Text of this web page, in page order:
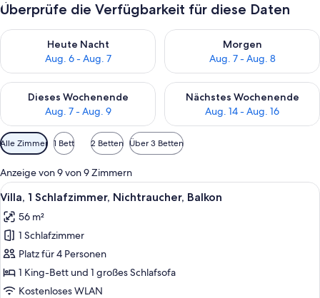
Überprüfe die Verfügbarkeit für diese Daten
Heute Nacht
Aug. 6 - Aug. 7
Überprüfe die Verfügbarkeit für heute Nacht, Aug. 6 - Aug. 7.
Morgen
Aug. 7 - Aug. 8
Überprüfe die Verfügbarkeit
Dieses Wochenende
Aug. 7 - Aug. 9
Überprüfe die Verfügbarkeit für dieses Wochenende, Aug. 7
Nächstes Wochenende
Aug. 14 - Aug. 16
Überprüfe die Verfügbarkeit
Verfügbare
Filter
für
Zimmer
Alle Zimmer 1 Bett 2 Betten Über 3 Betten
Anzeige von 9 von 9 Zimmern
Alle
Fotos
für
Villa,
1
Schlafzimmer,
Nichtraucher,
Eine moderne Küche mit
5
Villa, 1 Schlafzimmer, Nichtraucher, Balkon
56 m²
1 Schlafzimmer
Platz für 4 Personen
1 King-Bett und 1 großes Schlafsofa
Kostenloses WLAN